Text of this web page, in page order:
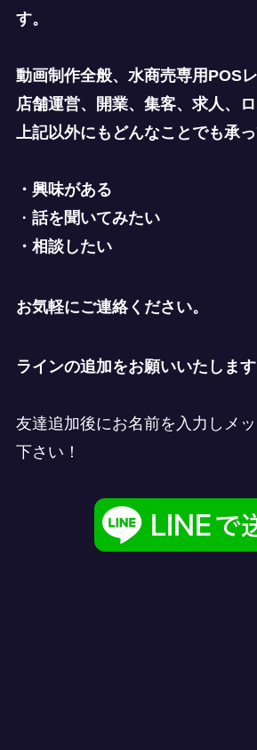
す。
動画制作全般、水商売専用POS
店舗運営、開業、集客、求人、
上記以外にもどんなことでも承
・興味がある
・ 話を聞いてみたい
・相談したい
お気軽にご連絡ください。
ラインの追加をお願いいたします
友達追加後にお名前を入力しメ
下さい！